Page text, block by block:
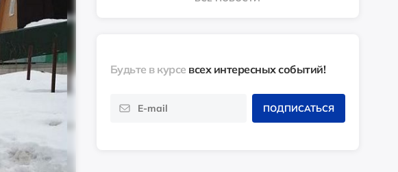
Будьте в курсе всех интересных событий!
ПОДПИСАТЬСЯ